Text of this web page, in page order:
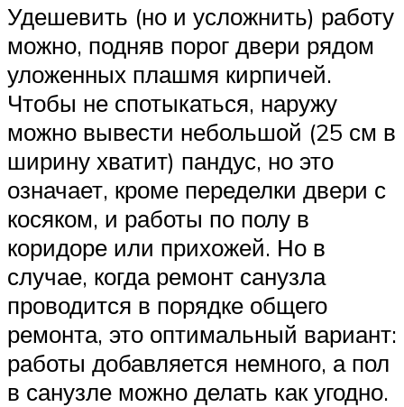
Удешевить (но и усложнить) работу
можно, подняв порог двери рядом
уложенных плашмя кирпичей.
Чтобы не спотыкаться, наружу
можно вывести небольшой (25 см в
ширину хватит) пандус, но это
означает, кроме переделки двери с
косяком, и работы по полу в
коридоре или прихожей. Но в
случае, когда ремонт санузла
проводится в порядке общего
ремонта, это оптимальный вариант:
работы добавляется немного, а пол
в санузле можно делать как угодно.